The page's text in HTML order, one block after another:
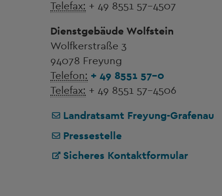
Telefax: + 49 8551 57-4507
Dienstgebäude Wolfstein
Wolfkerstraße 3
94078 Freyung
Telefon: + 49 8551 57-0
Telefax: + 49 8551 57-4506
Landratsamt Freyung-Grafenau
Pressestelle
Sicheres Kontaktformular